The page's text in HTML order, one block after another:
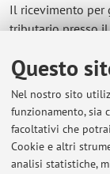
Questo
Nel nostro sito
funzionamento, sia
facoltativi che
Cookie e altri
analisi statistiche,
Il ricevimento
tributario presso
(CLEI) si
appuntamento, in
studente.
Il ricevimento per
mercoledì previo
seconda delle